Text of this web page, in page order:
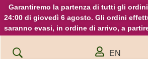
Garantiremo la partenza di tutti gli
24:00 di giovedì 6 agosto. Gli ordini
saranno evasi, in ordine di arrivo, a
EN